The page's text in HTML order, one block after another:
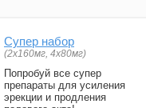
Супер набор
(2х160мг, 4х80мг)
Попробуй все супер
препараты для усиления
эрекции и продления